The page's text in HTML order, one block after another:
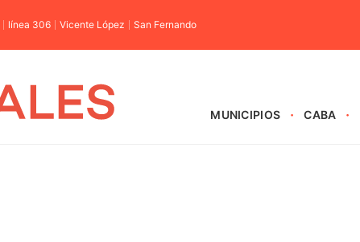
línea 306 Vicente López San Fernando
MUNICIPIOS CABA